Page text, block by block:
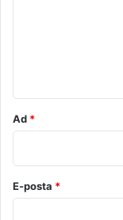
Ad *
E-posta *